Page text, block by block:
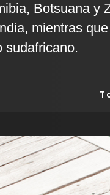
Botsuana y
mientras
sudafricano.